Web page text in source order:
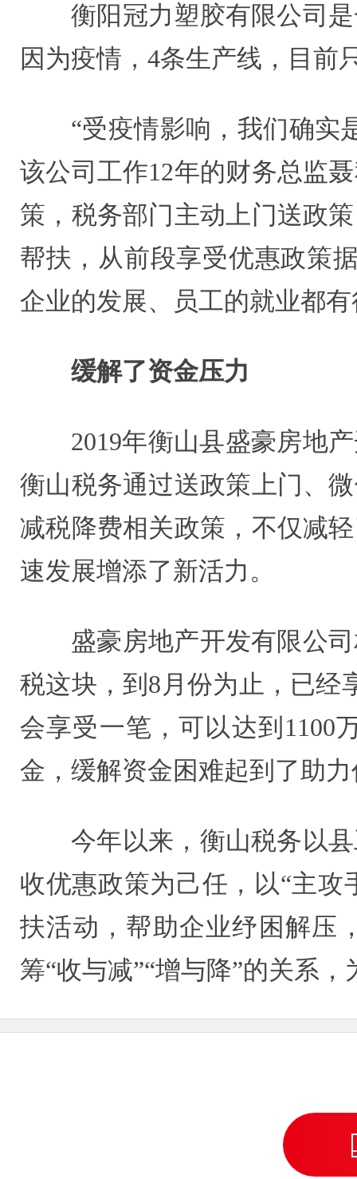
衡阳冠力塑胶有限公司
因为疫情，4条生产线，目前
“受疫情影响，我们确实
该公司工作12年的财务总监
策，税务部门主动上门送政
帮扶，从前段享受优惠政策
企业的发展、员工的就业都
缓解了资金压力
2019年衡山县盛豪房地
衡山税务通过送政策上门、
减税降费相关政策，不仅减
速发展增添了新活力。
盛豪房地产开发有限公
税这块，到8月份为止，已经
会享受一笔，可以达到1100
金，缓解资金困难起到了助
今年以来，衡山税务以
收优惠政策为己任，以“主攻
扶活动，帮助企业纾困解压
筹“收与减”“增与降”的关系